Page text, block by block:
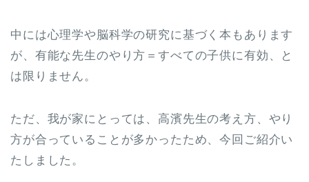
中には心理学や脳科学の研究に基づく本もあります
が、有能な先生のやり方＝すべての子供に有効、と
は限りません。
ただ、我が家にとっては、高濱先生の考え方、やり
方が合っていることが多かったため、今回ご紹介い
たしました。